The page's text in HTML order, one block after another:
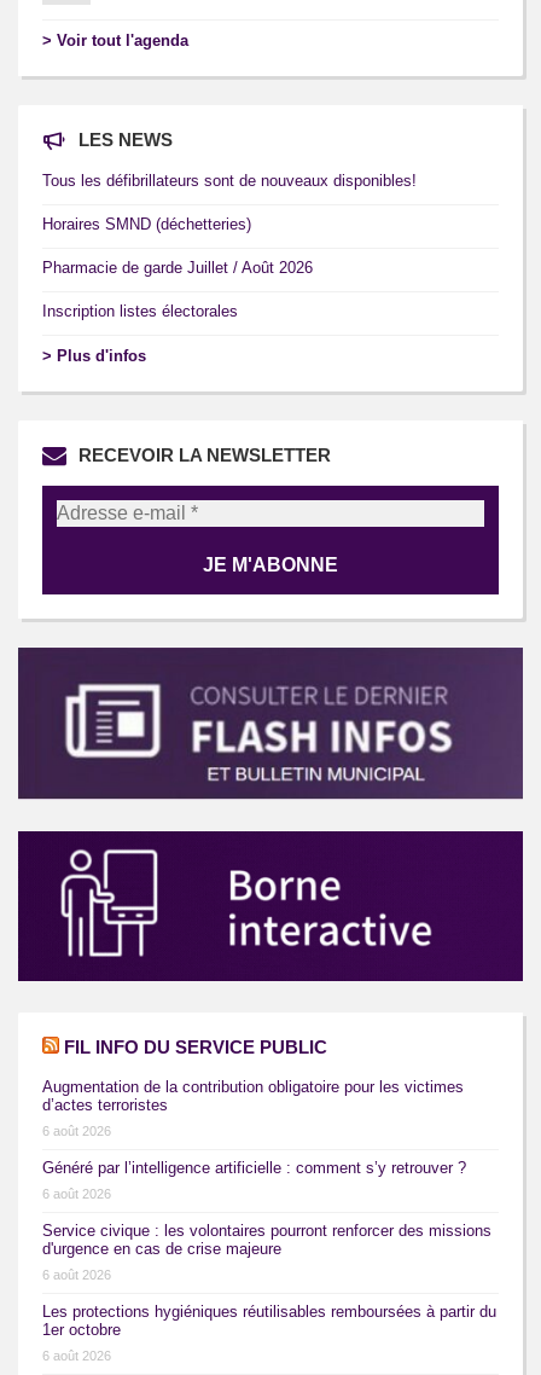
> Voir tout l'agenda
LES NEWS
Tous les défibrillateurs sont de nouveaux disponibles!
Horaires SMND (déchetteries)
Pharmacie de garde Juillet / Août 2026
Inscription listes électorales
> Plus d'infos
RECEVOIR LA NEWSLETTER
FIL INFO DU SERVICE PUBLIC
Augmentation de la contribution obligatoire pour les victimes
d’actes terroristes
6 août 2026
Généré par l’intelligence artificielle : comment s’y retrouver ?
6 août 2026
Service civique : les volontaires pourront renforcer des missions
d'urgence en cas de crise majeure
6 août 2026
Les protections hygiéniques réutilisables remboursées à partir du
1er octobre
6 août 2026